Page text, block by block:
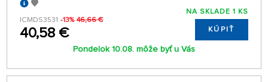
ICMDS3531 -13% 46,66 €
40,58 €
NA SKLADE 1 KS
KÚPIŤ
Pondelok 10.08. môže byť u Vás